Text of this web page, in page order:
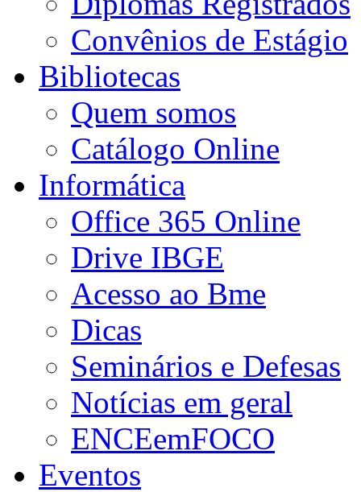
Convênios de Estágio
Bibliotecas
Quem somos
Catálogo Online
Informática
Office 365 Online
Drive IBGE
Acesso ao Bme
Dicas
Seminários e Defesas
Notícias em geral
ENCEemFOCO
Eventos